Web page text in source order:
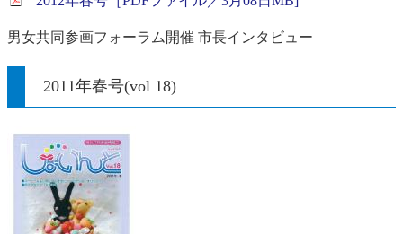
男女共同参画フォーラム開催 市長インタビュー
2011年春号(vol 18)